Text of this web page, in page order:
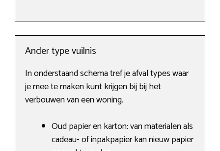
Ander type vuilnis
In onderstaand schema tref je afval types waar
je mee te maken kunt krijgen bij bij het
verbouwen van een woning.
Oud papier en karton: van materialen als
cadeau- of inpakpapier kan nieuw papier